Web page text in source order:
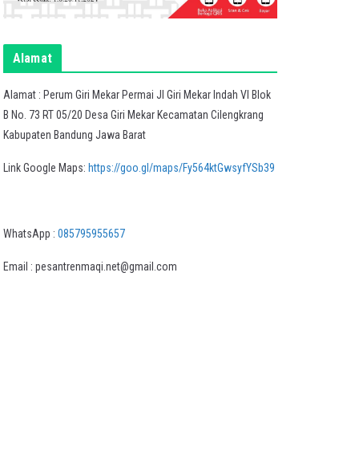
Alamat
Alamat : Perum Giri Mekar Permai Jl Giri Mekar Indah VI Blok
B No. 73 RT 05/20 Desa Giri Mekar Kecamatan Cilengkrang
Kabupaten Bandung Jawa Barat
Link Google Maps: https://goo.gl/maps/Fy564ktGwsyfYSb39
WhatsApp : 085795955657
Email : pesantrenmaqi.net@gmail.com